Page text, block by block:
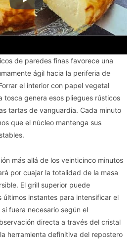
de paredes finas favorece una
ágil hacia la periferia de
el interior con papel vegetal
tosca genera esos pliegues rústicos
tartas de vanguardia. Cada minuto
que el núcleo mantenga sus
más allá de los veinticinco minutos
por cuajar la totalidad de la masa
El grill superior puede
últimos instantes para intensificar el
fuera necesario según el
directa a través del cristal
herramienta definitiva del repostero